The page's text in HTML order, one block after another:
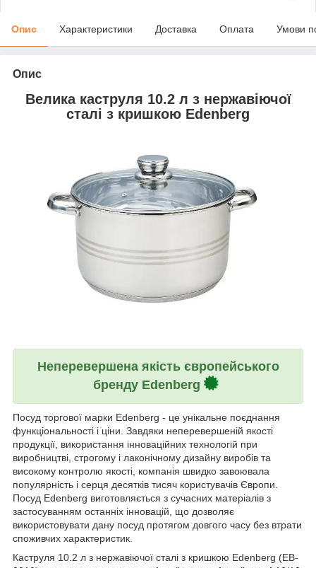
Опис Характеристики Доставка Оплата Умови
Опис
Велика каструля 10.2 л з нержавіючої
сталі з кришкою Edenberg
Неперевершена якість європейського
бренду Edenberg
Посуд торгової марки Edenberg - це унікальне поєднання
функціональності і ціни. Завдяки неперевершеній якості
продукції, використання інноваційних технологій при
виробництві, строгому і лаконічному дизайну виробів та
високому контролю якості, компанія швидко завоювала
популярність і серця десятків тисяч користувачів Європи.
Посуд Edenberg виготовляється з сучасних матеріалів з
застосуванням останніх інновацій, що дозволяє
використовувати дану посуд протягом довгого часу без втрати
споживчих характеристик.
Каструля 10.2 л з нержавіючої сталі з кришкою Edenberg (EB-